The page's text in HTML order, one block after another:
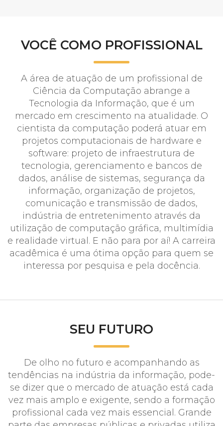
VOCÊ COMO PROFISSIONAL
A área de atuação de um profissional de
Ciência da Computação abrange a
Tecnologia da Informação, que é um
mercado em crescimento na atualidade. O
cientista da computação poderá atuar em
projetos computacionais de hardware e
software: projeto de infraestrutura de
tecnologia, gerenciamento e bancos de
dados, análise de sistemas, segurança da
informação, organização de projetos,
comunicação e transmissão de dados,
indústria de entretenimento através da
utilização de computação gráfica, multimídia
e realidade virtual. E não para por aí! A carreira
acadêmica é uma ótima opção para quem se
interessa por pesquisa e pela docência.
SEU FUTURO
De olho no futuro e acompanhando as
tendências na indústria da informação, pode-
se dizer que o mercado de atuação está cada
vez mais amplo e exigente, sendo a formação
profissional cada vez mais essencial. Grande